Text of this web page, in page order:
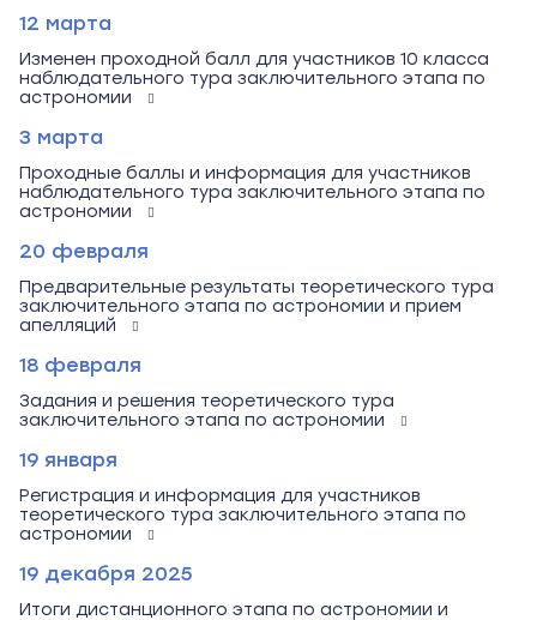
12 марта
Изменен проходной балл для участников 10 класса
наблюдательного тура заключительного этапа по
астрономии
3 марта
Проходные баллы и информация для участников
наблюдательного тура заключительного этапа по
астрономии
20 февраля
Предварительные результаты теоретического тура
заключительного этапа по астрономии и прием
апелляций
18 февраля
Задания и решения теоретического тура
заключительного этапа по астрономии
19 января
Регистрация и информация для участников
теоретического тура заключительного этапа по
астрономии
19 декабря 2025
Итоги дистанционного этапа по астрономии и